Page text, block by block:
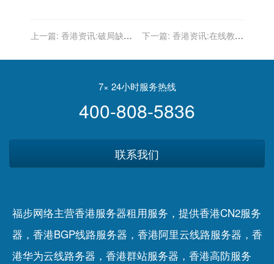
上一篇: 香港资讯:破局缺芯
合理“用芯”更关键
下一篇: 香港资讯:在线教育
7× 24小时服务热线
400-808-5836
联系我们
福步网络主营香港服务器租用服务，提供香港CN2服务
器，香港BGP线路服务器，香港阿里云线路服务器，香
港华为云线路务器，香港群站服务器，香港高防服务